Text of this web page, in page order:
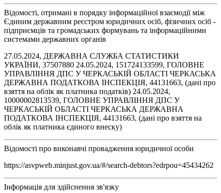
Відомості, отримані в порядку інформаційної взаємодії між
Єдиним державним реєстром юридичних осіб, фізичних осіб -
підприємців та громадських формувань та інформаційними
системами державних органів
27.05.2024, ДЕРЖАВНА СЛУЖБА СТАТИСТИКИ
УКРАЇНИ, 37507880 24.05.2024, 151724133599, ГОЛОВНЕ
УПРАВЛІННЯ ДПС У ЧЕРКАСЬКІЙ ОБЛАСТІ ЧЕРКАСЬКА
ДЕРЖАВНА ПОДАТКОВА ІНСПЕКЦІЯ, 44131663, (дані про
взяття на облік як платника податків) 24.05.2024,
10000002813539, ГОЛОВНЕ УПРАВЛІННЯ ДПС У
ЧЕРКАСЬКІЙ ОБЛАСТІ ЧЕРКАСЬКА ДЕРЖАВНА
ПОДАТКОВА ІНСПЕКЦІЯ, 44131663, (дані про взяття на
облік як платника єдиного внеску)
Відомості про виконавчі провадження юридичної особи
https://asvpweb.minjust.gov.ua/#/search-debtors?edrpou=45434262
Інформація для здійснення зв'язку